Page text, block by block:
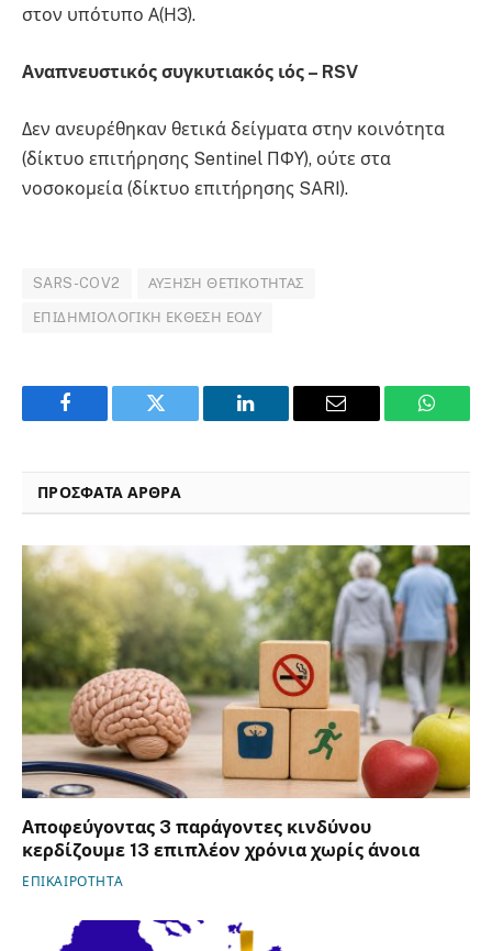
στον υπότυπο Α(Η3).
Αναπνευστικός συγκυτιακός ιός – RSV
Δεν ανευρέθηκαν θετικά δείγματα στην κοινότητα
(δίκτυο επιτήρησης Sentinel ΠΦΥ), ούτε στα
νοσοκομεία (δίκτυο επιτήρησης SARI).
SARS-COV2 ΑΎΞΗΣΗ ΘΕΤΙΚΌΤΗΤΑΣ
ΕΠΙΔΗΜΙΟΛΟΓΙΚΉ ΈΚΘΕΣΗ ΕΟΔΥ
Facebook Twitter LinkedIn Email
ΠΡΟΣΦΑΤΑ ΑΡΘΡΑ
Αποφεύγοντας 3 παράγοντες κινδύνου
κερδίζουμε 13 επιπλέον χρόνια χωρίς άνοια
ΕΠΙΚΑΙΡΟΤΗΤΑ